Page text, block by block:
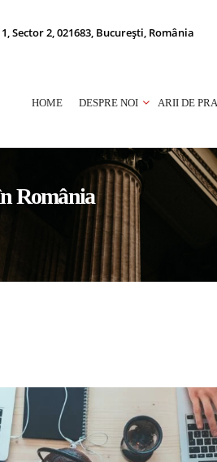
Sector 2, 021683, București, România
HOME DESPRE NOI ARII DE
România